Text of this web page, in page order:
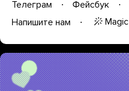
Телеграм Фейсбук
Напишите нам